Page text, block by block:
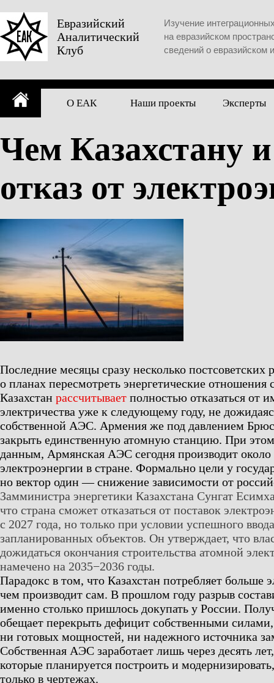
to
content
Евразийский
Аналитический
Клуб
Изучение
на евразийском
сведений о евразийском
О ЕАК Наши проекты Эксперты
Чем Казахстану
отказ от
Последние месяцы сразу несколько постсоветских
о планах пересмотреть энергетические отношения
Казахстан рассчитывает полностью отказаться от
электричества уже к следующему году, не
собственной АЭС. Армения же под давлением
закрыть единственную атомную станцию. При
данным, Армянская АЭС сегодня производит около
электроэнергии в стране. Формально цели у
но вектор один — снижение зависимости от
Замминистра энергетики Казахстана Сунгат
что страна сможет отказаться от поставок
с 2027 года, но только при условии успешного
запланированных объектов. Он утверждает, что
дожидаться окончания строительства атомной
намечено на 2035−2036 годы.
Парадокс в том, что Казахстан потребляет больше
чем производит сам. В прошлом году разрыв
именно столько пришлось докупать у России.
обещает перекрыть дефицит собственными
ни готовых мощностей, ни надежного источника
Собственная АЭС заработает лишь через десять
которые планируется построить и
только в чертежах.